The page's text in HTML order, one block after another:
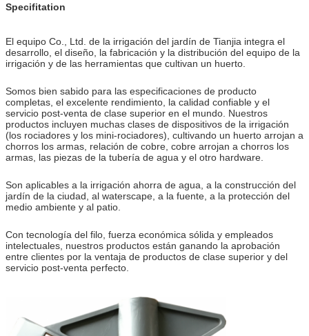
Specifitation
El equipo Co., Ltd. de la irrigación del jardín de Tianjia integra el
desarrollo, el diseño, la fabricación y la distribución del equipo de la
irrigación y de las herramientas que cultivan un huerto.
Somos bien sabido para las especificaciones de producto
completas, el excelente rendimiento, la calidad confiable y el
servicio post-venta de clase superior en el mundo. Nuestros
productos incluyen muchas clases de dispositivos de la irrigación
(los rociadores y los mini-rociadores), cultivando un huerto arrojan a
chorros los armas, relación de cobre, cobre arrojan a chorros los
armas, las piezas de la tubería de agua y el otro hardware.
Son aplicables a la irrigación ahorra de agua, a la construcción del
jardín de la ciudad, al waterscape, a la fuente, a la protección del
medio ambiente y al patio.
Con tecnología del filo, fuerza económica sólida y empleados
intelectuales, nuestros productos están ganando la aprobación
entre clientes por la ventaja de productos de clase superior y del
servicio post-venta perfecto.